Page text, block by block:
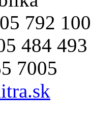
792 100
484 493
7005